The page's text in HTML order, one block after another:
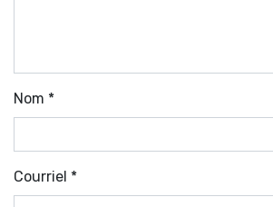
Nom *
Courriel *